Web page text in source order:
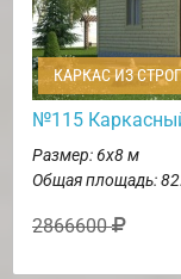
КАРКАС ИЗ
№115
Размер: 6х8 м
Общая площадь:
2866600